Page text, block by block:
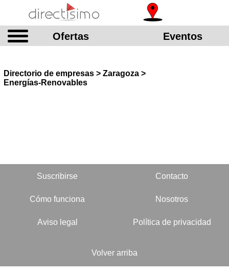
Ofertas Eventos
Directorio de empresas > Zaragoza >
Energías-Renovables
Suscribirse Contacto
Cómo funciona Nosotros
Aviso legal Política de privacidad
Volver arriba